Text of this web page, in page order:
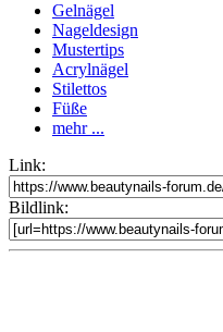
Gelnägel
Nageldesign
Mustertips
Acrylnägel
Stilettos
Füße
mehr ...
Link:
Bildlink: